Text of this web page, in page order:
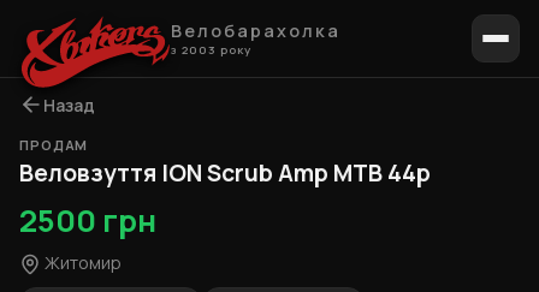
Велобарахолка
з 2003 року
Назад
ПРОДАМ
Веловзуття ION Scrub Amp MTB 44р
2500 грн
Житомир